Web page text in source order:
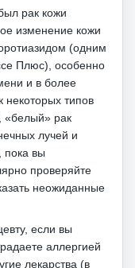
рак кожи
изменение кожи
(одним
Плюс), особенно
и в более
некоторых типов
«белый» рак
лучей и
пока вы
проверяйте
неожиданные
если вы
аллергией
лекарства (в